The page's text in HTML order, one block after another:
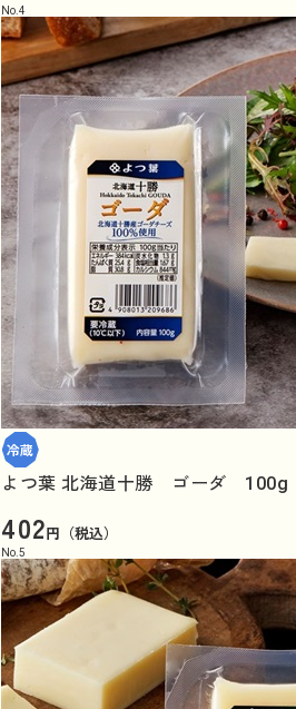
No.4
よつ葉 北海道十勝 ゴーダ 100g
402円（税込）
No.5